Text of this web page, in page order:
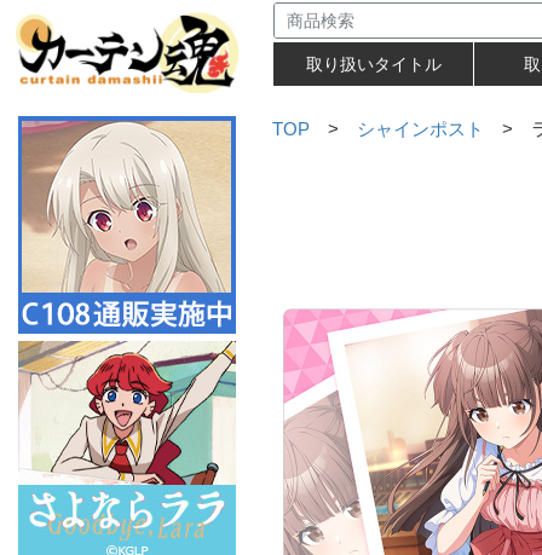
取り扱いタイトル
TOP > シャインポスト > ラ